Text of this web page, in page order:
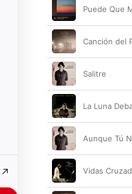
Puede Que
Canción del
Salitre
La Luna
Aunque Tú
Vidas